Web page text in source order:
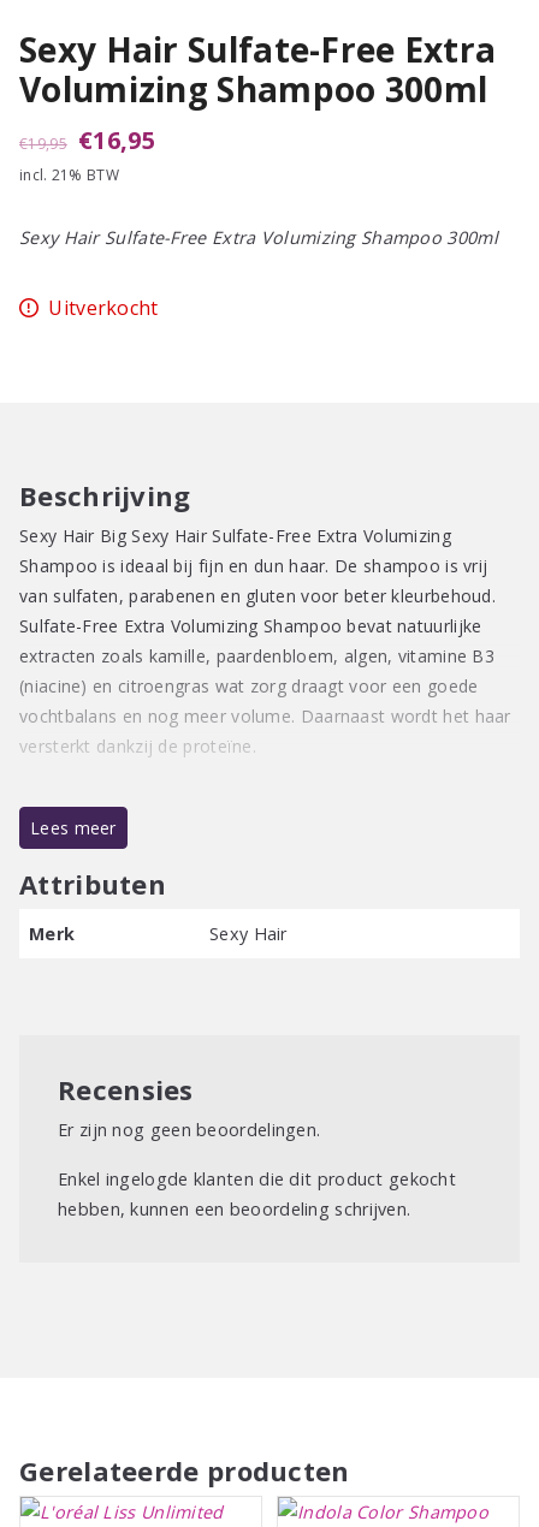
Sexy Hair Sulfate-Free Extra
Volumizing Shampoo 300ml
€19,95 Oorspronkelijke
prijs
was:
€16,95Huidige
is:
incl. 21% BTW
Sexy Hair Sulfate-Free Extra Volumizing Shampoo 300ml
Uitverkocht
Beschrijving
Sexy Hair Big Sexy Hair Sulfate-Free Extra Volumizing
Shampoo is ideaal bij fijn en dun haar. De shampoo is vrij
van sulfaten, parabenen en gluten voor beter kleurbehoud.
Sulfate-Free Extra Volumizing Shampoo bevat natuurlijke
extracten zoals kamille, paardenbloem, algen, vitamine B3
(niacine) en citroengras wat zorg draagt voor een goede
vochtbalans en nog meer volume. Daarnaast wordt het haar
versterkt dankzij de proteïne.
Geschikt voor fijn/dun haar
Kleurbeschermend
Versterkt het haar
Geeft extra volume
Vrij van sulfaten, parabenen en gluten
Breng Sexy Hair Big Sexy Hair Sulfate-Free Extra Volumizing
spoel het vervolgens weer uit.
Lees meer
Attributen
Merk Sexy Hair
Recensies
Er zijn nog geen beoordelingen.
Enkel ingelogde klanten die dit product gekocht
hebben, kunnen een beoordeling schrijven.
Gerelateerde producten